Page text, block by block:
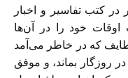
در کتب تفاسیر و اخبار
خود را در آن‌ها
که در خاطر می‌آمد
روزگار بماند، و موفق